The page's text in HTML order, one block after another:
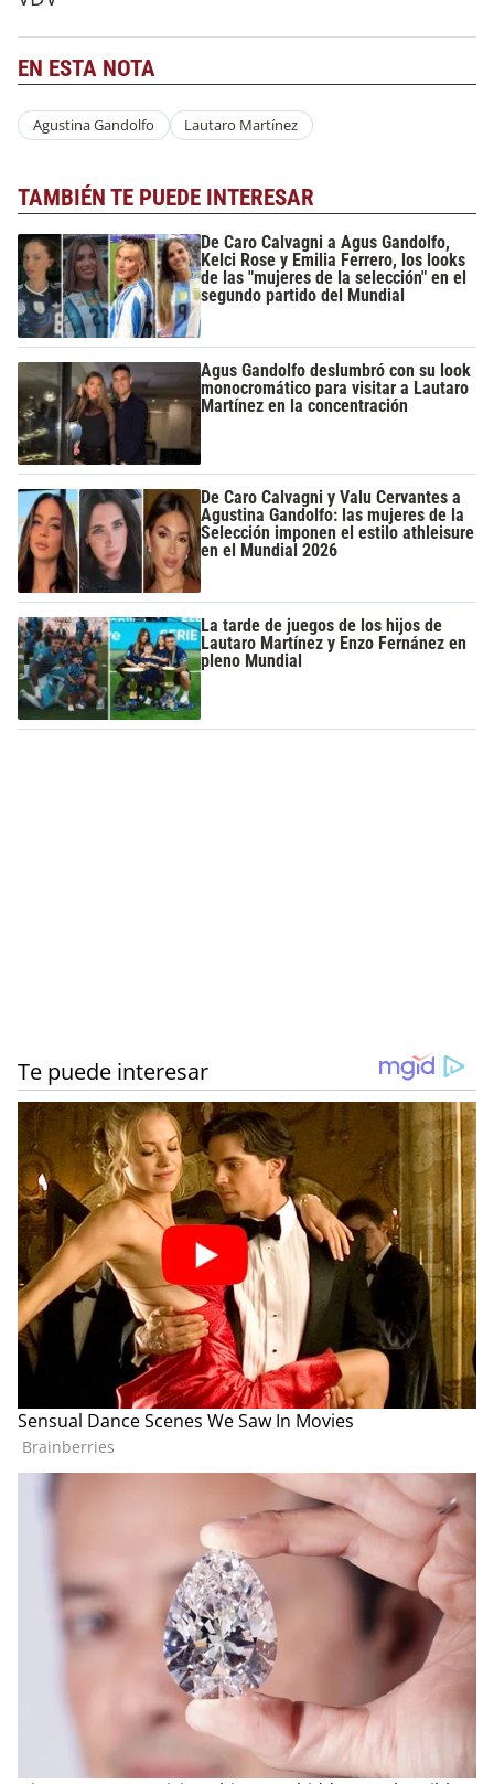
EN ESTA NOTA
Agustina Gandolfo Lautaro Martínez
TAMBIÉN TE PUEDE INTERESAR
De Caro Calvagni a Agus Gandolfo,
Kelci Rose y Emilia Ferrero, los looks
de las "mujeres de la selección" en el
segundo partido del Mundial
Agus Gandolfo deslumbró con su look
monocromático para visitar a Lautaro
Martínez en la concentración
De Caro Calvagni y Valu Cervantes a
Agustina Gandolfo: las mujeres de la
Selección imponen el estilo athleisure
en el Mundial 2026
La tarde de juegos de los hijos de
Lautaro Martínez y Enzo Fernánez en
pleno Mundial